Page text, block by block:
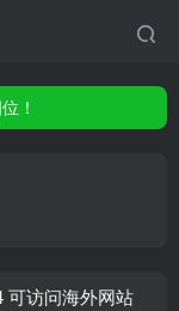
！
！
可访问海外网站